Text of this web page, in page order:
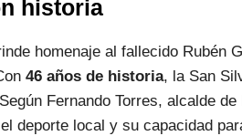
historia
homenaje al fallecido Rubén
46 años de historia, la San
Fernando Torres, alcalde
deporte local y su capacidad